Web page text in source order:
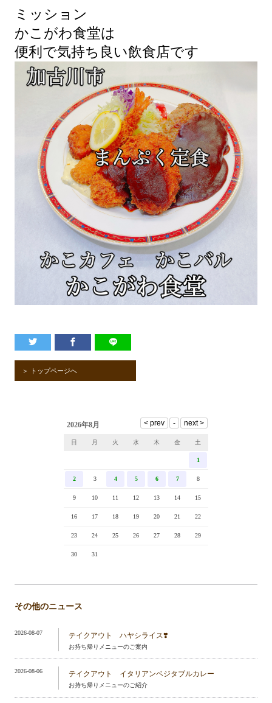
ミッション
かこがわ食堂は
便利で気持ち良い飲食店です
＞ トップページへ
2026年8月
日 月 火 水 木 金 土
1
2 3 4 5 6 7 8
9 10 11 12 13 14 15
16 17 18 19 20 21 22
23 24 25 26 27 28 29
30 31
その他のニュース
2026-08-07 テイクアウト ハヤシライス❣️
お持ち帰りメニューのご案内
2026-08-06 テイクアウト イタリアンベジタブルカレー
お持ち帰りメニューのご紹介